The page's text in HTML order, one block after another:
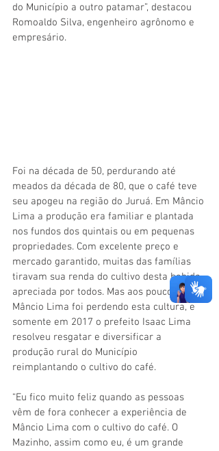
do Município a outro patamar”, destacou
Romoaldo Silva, engenheiro agrônomo e
empresário.
Foi na década de 50, perdurando até
meados da década de 80, que o café teve
seu apogeu na região do Juruá. Em Mâncio
Lima a produção era familiar e plantada
nos fundos dos quintais ou em pequenas
propriedades. Com excelente preço e
mercado garantido, muitas das famílias
tiravam sua renda do cultivo desta bebida
apreciada por todos. Mas aos poucos,
Mâncio Lima foi perdendo esta cultura, e
somente em 2017 o prefeito Isaac Lima
resolveu resgatar e diversificar a
produção rural do Município
reimplantando o cultivo do café.
“Eu fico muito feliz quando as pessoas
vêm de fora conhecer a experiência de
Mâncio Lima com o cultivo do café. O
Mazinho, assim como eu, é um grande